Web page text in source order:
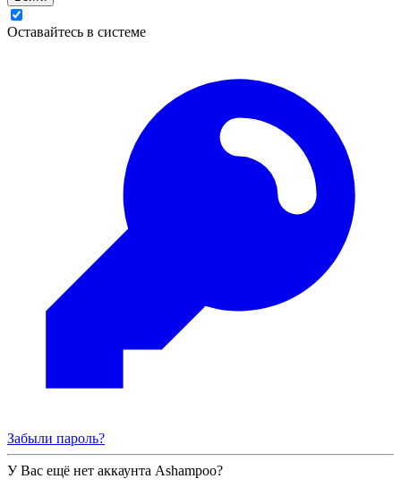
Оставайтесь в системе
Забыли пароль?
У Вас ещё нет аккаунта Ashampoo?